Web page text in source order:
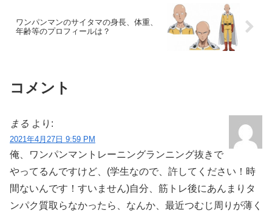
ワンパンマンのサイタマの身長、体重、
年齢等のプロフィールは？
コメント
まる より:
2021年4月27日 9:59 PM
俺、ワンパンマントレーニングランニング抜きで
やってるんですけど、(学生なので、許してください！時
間ないんです！すいません)自分、筋トレ後にあんまりタ
ンパク質取らなかったら、なんか、最近つむじ周りが薄く